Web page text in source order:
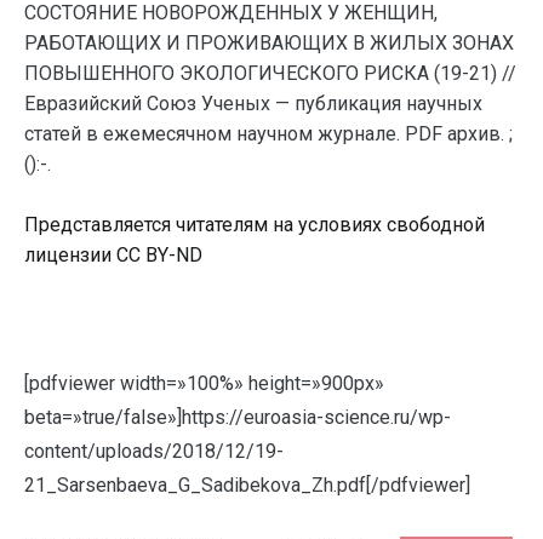
СОСТОЯНИЕ НОВОРОЖДЕННЫХ У ЖЕНЩИН,
РАБОТАЮЩИХ И ПРОЖИВАЮЩИХ В ЖИЛЫХ ЗОНАХ
ПОВЫШЕННОГО ЭКОЛОГИЧЕСКОГО РИСКА (19-21) //
Евразийский Союз Ученых — публикация научных
статей в ежемесячном научном журнале. PDF архив. ;
():-.
Представляется читателям на условиях свободной
лицензии CC BY-ND
[pdfviewer width=»100%» height=»900px»
beta=»true/false»]https://euroasia-science.ru/wp-
content/uploads/2018/12/19-
21_Sarsenbaeva_G_Sadibekova_Zh.pdf[/pdfviewer]